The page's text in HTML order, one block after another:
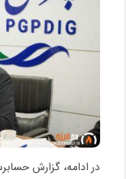
در ادامه، گزارش